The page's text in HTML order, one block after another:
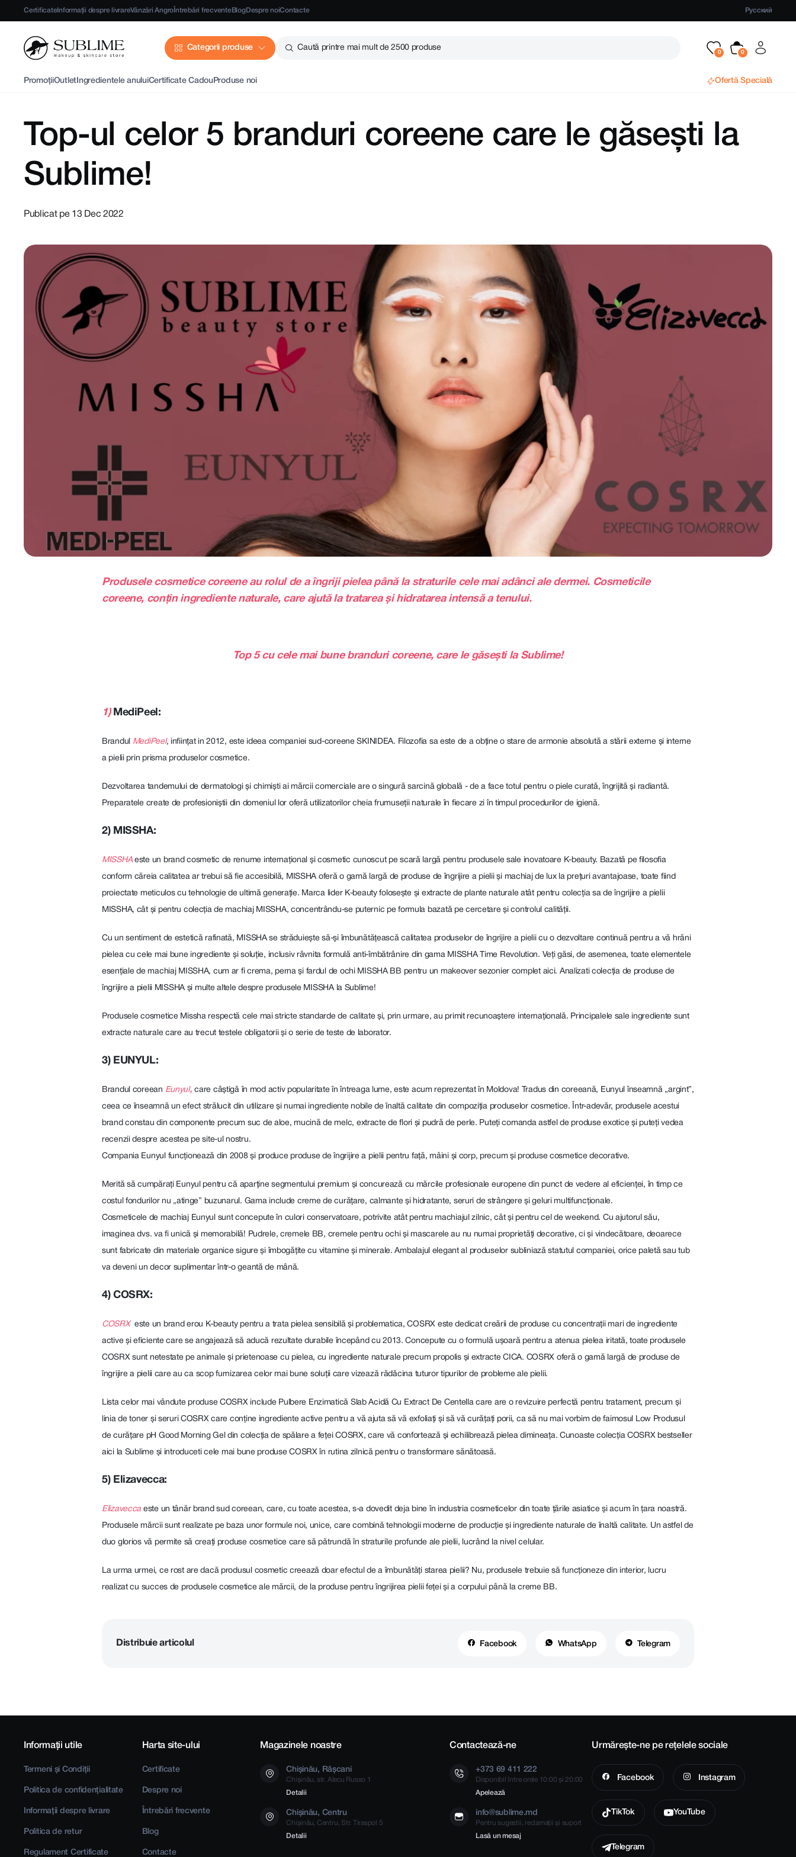
CertificateInformații despre livrareVânzări Angro Întrebări frecventeBlogDespre noiContacte Русский
Categorii produse Caută printre mai mult de 2500 produse
PromoțiiOutlet Ingredientele anuluiCertificate CadouProduse noi Ofertă Specială
Top-ul celor 5 branduri coreene care le găsești la
Sublime!
Publicat pe 13 Dec 2022
Produsele cosmetice coreene au rolul de a îngriji pielea până la straturile cele mai adânci ale dermei. Cosmeticile
coreene, conțin ingrediente naturale, care ajută la tratarea și hidratarea intensă a tenului.
Top 5 cu cele mai bune branduri coreene, care le găsești la Sublime!
1) MediPeel:
Brandul MediPeel, inființat in 2012, este ideea companiei sud-coreene SKINIDEA. Filozofia sa este de a obține o stare de armonie absolută a stării externe și interne
a pielii prin prisma produselor cosmetice.
Dezvoltarea tandemului de dermatologi și chimiști ai mărcii comerciale are o singură sarcină globală - de a face totul pentru o piele curată, îngrijită și radiantă.
Preparatele create de profesioniștii din domeniul lor oferă utilizatorilor cheia frumuseții naturale în fiecare zi în timpul procedurilor de igienă.
2) MISSHA:
MISSHAeste un brand cosmetic de renume internațional și cosmetic cunoscut pe scară largă pentru produsele sale inovatoare K-beauty. Bazată pe filosofia
conform căreia calitatea ar trebui să fie accesibilă, MISSHA oferă o gamă largă de produse de îngrijire a pielii și machiaj de lux la prețuri avantajoase, toate fiind
proiectate meticulos cu tehnologie de ultimă generație. Marca lider K-beauty folosește și extracte de plante naturale atât pentru colecția sa de îngrijire a pielii
MISSHA, cât și pentru colecția de machiaj MISSHA, concentrându-se puternic pe formula bazată pe cercetare și controlul calității.
Cu un sentiment de estetică rafinată, MISSHA se străduiește să-și îmbunătățească calitatea produselor de îngrijire a pielii cu o dezvoltare continuă pentru a vă hrăni
pielea cu cele mai bune ingrediente și soluție, inclusiv râvnita formulă anti-îmbătrânire din gama MISSHA Time Revolution. Veți găsi, de asemenea, toate elementele
esențiale de machiaj MISSHA, cum ar fi crema, perna și fardul de ochi MISSHA BB pentru un makeover sezonier complet aici. Analizati colecția de produse de
îngrijire a pielii MISSHA și multe altele despre produsele MISSHA la Sublime!
Produsele cosmetice Missha respectă cele mai stricte standarde de calitate și, prin urmare, au primit recunoaștere internațională. Principalele sale ingrediente sunt
extracte naturale care au trecut testele obligatorii și o serie de teste de laborator.
3) EUNYUL:
Brandul coreean Eunyul, care câștigă în mod activ popularitate în întreaga lume, este acum reprezentat în Moldova! Tradus din coreeană, Eunyul înseamnă „argint”,
ceea ce înseamnă un efect strălucit din utilizare și numai ingrediente nobile de înaltă calitate din compoziția produselor cosmetice. Într-adevăr, produsele acestui
brand constau din componente precum suc de aloe, mucină de melc, extracte de flori și pudră de perle. Puteți comanda astfel de produse exotice și puteți vedea
recenzii despre acestea pe site-ul nostru.
Compania Eunyul funcționează din 2008 și produce produse de îngrijire a pielii pentru față, mâini și corp, precum și produse cosmetice decorative.
Merită să cumpărați Eunyul pentru că aparține segmentului premium și concurează cu mărcile profesionale europene din punct de vedere al eficienței, în timp ce
costul fondurilor nu „atinge” buzunarul. Gama include creme de curățare, calmante și hidratante, seruri de strângere și geluri multifuncționale.
Cosmeticele de machiaj Eunyul sunt concepute în culori conservatoare, potrivite atât pentru machiajul zilnic, cât și pentru cel de weekend. Cu ajutorul său,
imaginea dvs. va fi unică și memorabilă! Pudrele, cremele BB, cremele pentru ochi și mascarele au nu numai proprietăți decorative, ci și vindecătoare, deoarece
sunt fabricate din materiale organice sigure și îmbogățite cu vitamine și minerale. Ambalajul elegant al produselor subliniază statutul companiei, orice paletă sau tub
va deveni un decor suplimentar într-o geantă de mână.
4) COSRX:
COSRX este un brand erou K-beauty pentru a trata pielea sensibilă și problematica, COSRX este dedicat creării de produse cu concentrații mari de ingrediente
active și eficiente care se angajează să aducă rezultate durabile începând cu 2013. Concepute cu o formulă ușoară pentru a atenua pielea iritată, toate produsele
COSRX sunt netestate pe animale și prietenoase cu pielea, cu ingrediente naturale precum propolis și extracte CICA. COSRX oferă o gamă largă de produse de
îngrijire a pielii care au ca scop furnizarea celor mai bune soluții care vizează rădăcina tuturor tipurilor de probleme ale pielii.
Lista celor mai vândute produse COSRX include Pulbere Enzimatică Slab Acidă Cu Extract De Сentella care are o revizuire perfectă pentru tratament, precum și
linia de toner și seruri COSRX care conține ingrediente active pentru a vă ajuta să vă exfoliați și să vă curățați porii, ca să nu mai vorbim de faimosul Low Produsul
de curățare pH Good Morning Gel din colecția de spălare a feței COSRX, care vă confortează și echilibrează pielea dimineața. Cunoaste colecția COSRX bestseller
aici la Sublime și introduceti cele mai bune produse COSRX în rutina zilnică pentru o transformare sănătoasă.
5) Elizavecca:
Elizavecca este un tânăr brand sud coreean, care, cu toate acestea, s-a dovedit deja bine în industria cosmeticelor din toate țările asiatice și acum în țara noastră.
Produsele mărcii sunt realizate pe baza unor formule noi, unice, care combină tehnologii moderne de producție și ingrediente naturale de înaltă calitate. Un astfel de
duo glorios vă permite să creați produse cosmetice care să pătrundă în straturile profunde ale pielii, lucrând la nivel celular.
La urma urmei, ce rost are dacă produsul cosmetic creează doar efectul de a îmbunătăți starea pielii? Nu, produsele trebuie să funcționeze din interior, lucru
realizat cu succes de produsele cosmetice ale mărcii, de la produse pentru îngrijirea pielii feței și a corpului până la creme BB.
Distribuie articolul Facebook WhatsApp Telegram
Informații utile
Termeni și Condiții
Politica de confidențialitate
Informații despre livrare
Politica de retur
Regulament Certificate
Harta site-ului
Certificate
Despre noi
Întrebări frecvente
Blog
Contacte
Magazinele noastre
Chișinău, Râșcani
Chișinău, str. Alecu Russo 1
Detalii
Chișinău, Centru
Chișinău, Centru, Str. Tiraspol 5
Detalii
Contactează-ne
+373 69 411 222
Disponibil între orele 10:00 și 20:00
Apelează
info@sublime.md
Pentru sugestii, reclamații și suport
Lasă un mesaj
Urmărește-ne pe rețelele sociale
Facebook Instagram
TikTok YouTube
Telegram